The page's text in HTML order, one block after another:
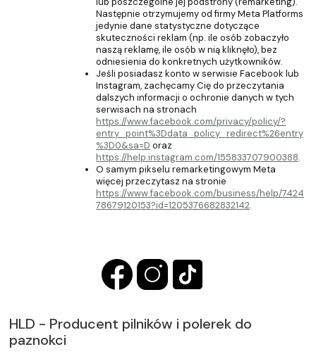
Następnie otrzymujemy od firmy Meta Platforms
jedynie dane statystyczne dotyczące
skuteczności reklam (np. ile osób zobaczyło
naszą reklamę, ile osób w nią kliknęło), bez
odniesienia do konkretnych użytkowników.
Jeśli posiadasz konto w serwisie Facebook lub
Instagram, zachęcamy Cię do przeczytania
dalszych informacji o ochronie danych w tych
serwisach na stronach
https://www.facebook.com/privacy/policy/?
entry_point%3Ddata_policy_redirect%26entry
%3D0&sa=D oraz
https://help.instagram.com/155833707900388.
O samym pikselu remarketingowym Meta
więcej przeczytasz na stronie
https://www.facebook.com/business/help/7424
78679120153?id=1205376682832142.
HLD - Producent pilników i polerek do
paznokci